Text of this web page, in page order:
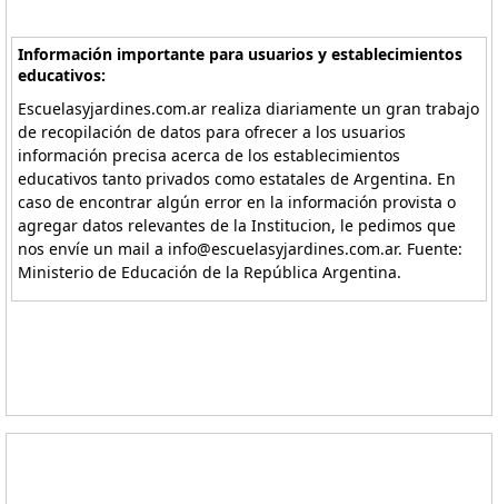
Información importante para usuarios y establecimientos
educativos:
Escuelasyjardines.com.ar realiza diariamente un gran trabajo
de recopilación de datos para ofrecer a los usuarios
información precisa acerca de los establecimientos
educativos tanto privados como estatales de Argentina. En
caso de encontrar algún error en la información provista o
agregar datos relevantes de la Institucion, le pedimos que
nos envíe un mail a info@escuelasyjardines.com.ar. Fuente:
Ministerio de Educación de la República Argentina.